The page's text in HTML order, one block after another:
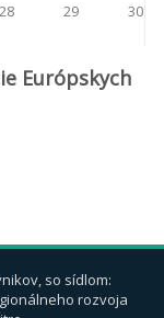
28 29
30
Európskych
so sídlom:
rozvoja